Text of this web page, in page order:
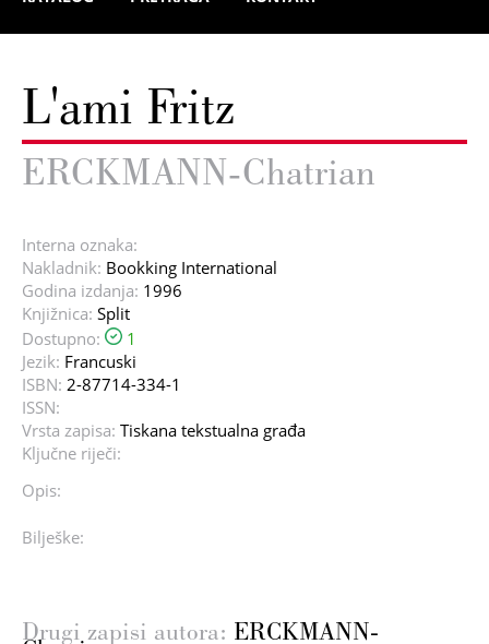
L'ami Fritz
ERCKMANN-Chatrian
Interna oznaka:
Nakladnik: Bookking International
Godina izdanja: 1996
Knjižnica: Split
Dostupno:
1
Jezik: Francuski
ISBN: 2-87714-334-1
ISSN:
Vrsta zapisa: Tiskana tekstualna građa
Ključne riječi:
Opis:
Bilješke:
Drugi zapisi autora: ERCKMANN-